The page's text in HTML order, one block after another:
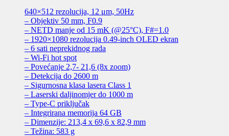
640×512 rezolucija, 12 μm, 50Hz
– Objektiv 50 mm, F0.9
– NETD manje od 15 mK (@25°C), F#=1.0
– 1920×1080 rezolucija 0.49-inch OLED ekran
– 6 sati neprekidnog rada
– Wi-Fi hot spot
– Povećanje 2,7- 21,6 (8x zoom)
– Detekcija do 2600 m
– Sigurnosna klasa lasera Class 1
– Laserski daljinomjer do 1000 m
– Type-C priključak
– Integrirana memorija 64 GB
– Dimenzije: 213,4 x 69,6 x 82,9 mm
– Težina: 583 g